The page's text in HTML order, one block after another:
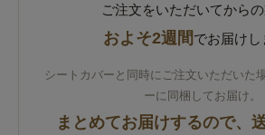
ご注文をいただいてからの
およそ2週間でお届けし
シートカバーと同時にご注文いただいた
ーに同梱してお届け。
まとめてお届けするので、